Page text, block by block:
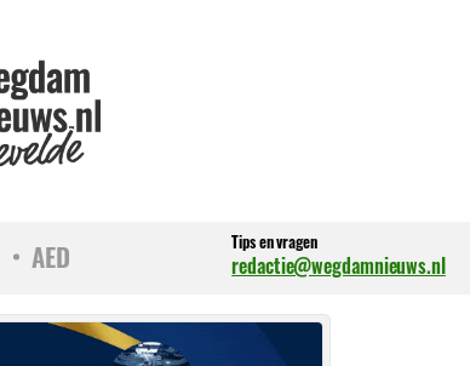
AED Tips en vragen
redactie@wegdamnieuws.nl